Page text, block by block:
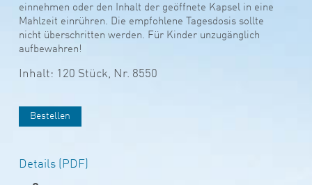
einnehmen oder den Inhalt der geöffnete Kapsel in eine
Mahlzeit einrühren. Die empfohlene Tagesdosis sollte
nicht überschritten werden. Für Kinder unzugänglich
aufbewahren!
Inhalt: 120 Stück, Nr. 8550
Bestellen
Details (PDF)